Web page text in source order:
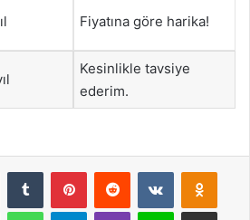
Fiyatına göre harika!
Kesinlikle tavsiye
ederim.
LinkedInTumblr PinterestReddit VKontakte
MessengerWhatsAppTelegramViber Line E-Posta ile